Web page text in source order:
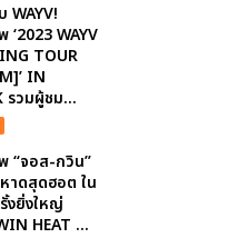
WAYV!
‘2023 WAYV
TOUR
IN
รวมผู้ชม...
“จอส-กวิน”
าดสุดฮอต ใน
งยิ่งใหญ่
HEAT ...